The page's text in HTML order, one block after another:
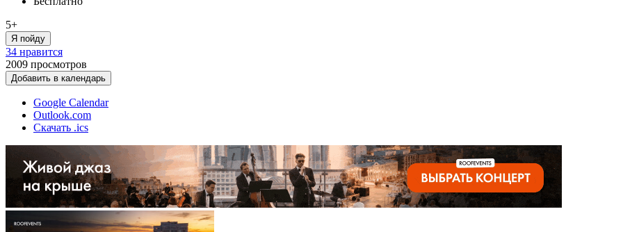
5+
Я пойду
34 нравится
2009 просмотров
Добавить в календарь
Google Calendar
Outlook.com
Скачать .ics